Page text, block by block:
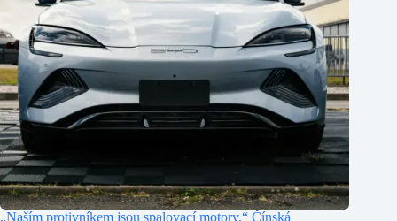
„Naším protivníkem jsou spalovací motory.“ Čínská